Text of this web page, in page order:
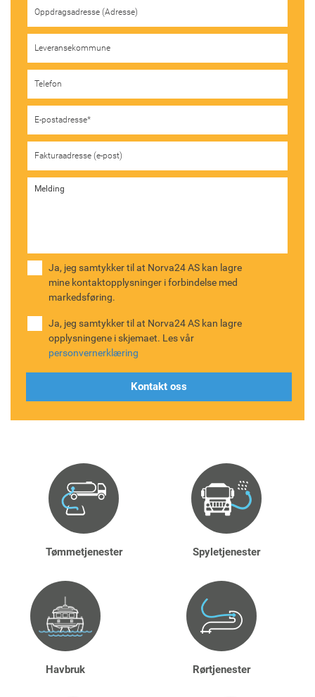
Ja, jeg samtykker til at Norva24 AS kan lagre
mine kontaktopplysninger i forbindelse med
markedsføring.
Ja, jeg samtykker til at Norva24 AS kan lagre
opplysningene i skjemaet. Les vår
personvernerklæring
Tømmetjenester Spyletjenester
Havbruk Rørtjenester